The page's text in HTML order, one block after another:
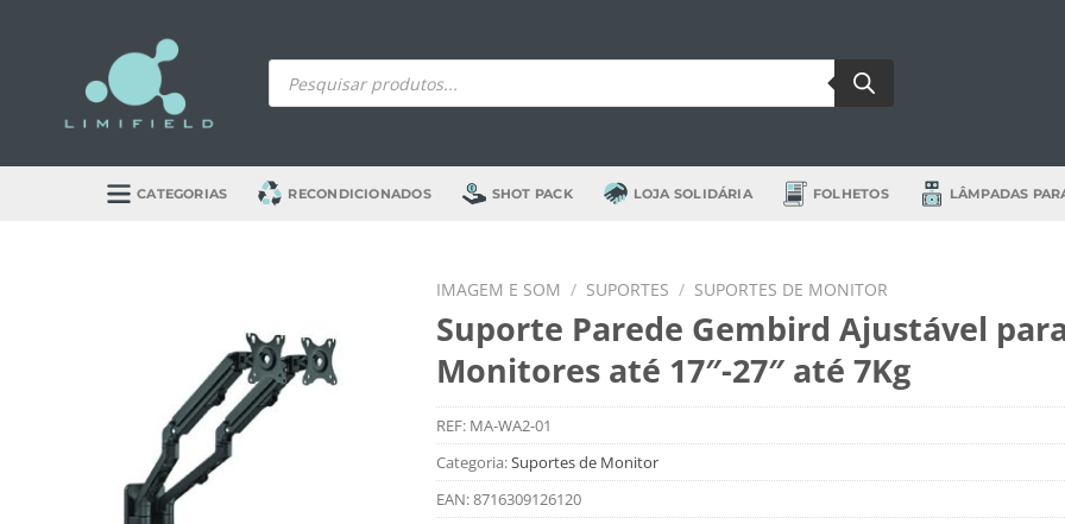
Products
search
CATEGORIAS RECONDICIONADOS SHOT PACK LOJA SOLIDÁRIA FOLHETOS LÂMPADAS
IMAGEM E SOM / SUPORTES / SUPORTES DE MONITOR
Suporte Parede Gembird Ajustável
Monitores até 17″-27″ até 7Kg
REF: MA-WA2-01
Categoria:Suportes de Monitor
EAN:8716309126120